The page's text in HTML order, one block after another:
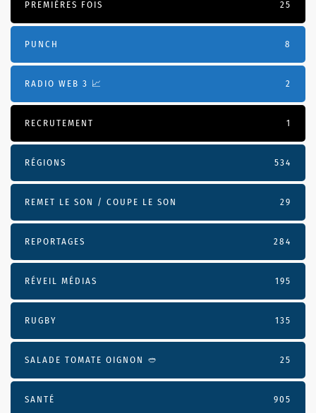
PREMIÈRES FOIS 25
PUNCH 8
RADIO WEB 3 📈 2
RECRUTEMENT 1
RÉGIONS 534
REMET LE SON / COUPE LE SON 29
REPORTAGES 284
RÉVEIL MÉDIAS 195
RUGBY 135
SALADE TOMATE OIGNON 🥙 25
SANTÉ 905